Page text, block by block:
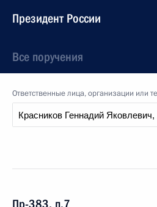
Президент России
Все поручения
Ответственные лица, организации или
Пр-383, п.7